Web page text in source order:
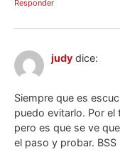
Responder
judy dice:
Siempre que es
puedo evitarlo. Por el
pero es que se ve
el paso y probar. BSS